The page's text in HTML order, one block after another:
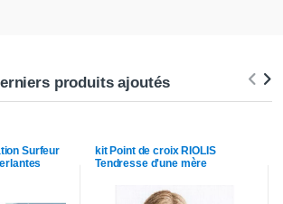
produits ajoutés
Surfeur
kit Point de croix RIOLIS
Tendresse d'une mère